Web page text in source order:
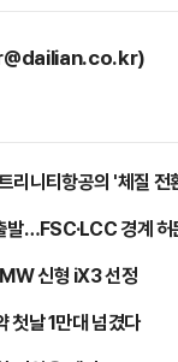
리니티항공의 '체질 전
발…FSC·LCC 경계 허
신형 iX3 선정
첫날 1만대 넘겼다